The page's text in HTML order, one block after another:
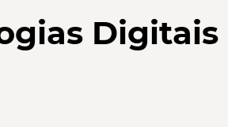
Digitais